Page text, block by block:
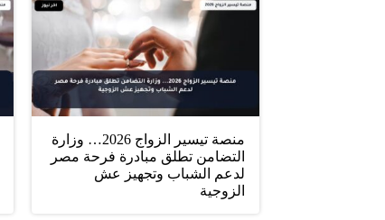
منصة تيسير الزواج 2026… وزارة
التضامن تطلق مبادرة فرحة مصر
لدعم الشباب وتجهيز عش
الزوجية